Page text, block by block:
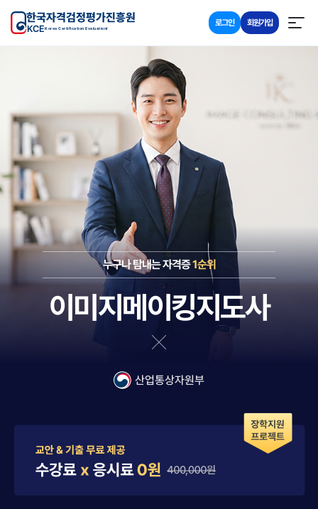
한국자격검정평가진흥원
KCEKorea Certification Evaluationl
로그인 회원가입
누구나 탐내는 자격증1순위
이미지메이킹지도사
산업통상자원부